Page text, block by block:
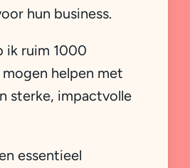
hun business.
ik ruim 1000
helpen met
sterke, impactvolle
essentieel